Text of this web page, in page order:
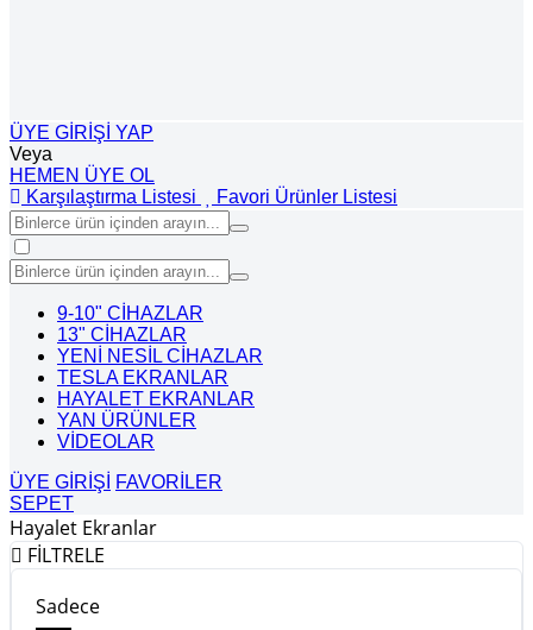
ÜYE GİRİŞİ YAP
Veya
HEMEN ÜYE OL
Karşılaştırma Listesi
Favori Ürünler Listesi
9-10" CİHAZLAR
13" CİHAZLAR
YENİ NESİL CİHAZLAR
TESLA EKRANLAR
HAYALET EKRANLAR
YAN ÜRÜNLER
VİDEOLAR
ÜYE GİRİŞİ
FAVORİLER
SEPET
Hayalet Ekranlar
FİLTRELE
Sadece